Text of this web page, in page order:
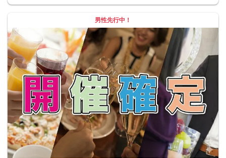
男性先行中！